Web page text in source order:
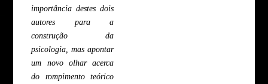
importância destes dois
autores para a
construção da
psicologia, mas apontar
um novo olhar acerca
do rompimento teórico